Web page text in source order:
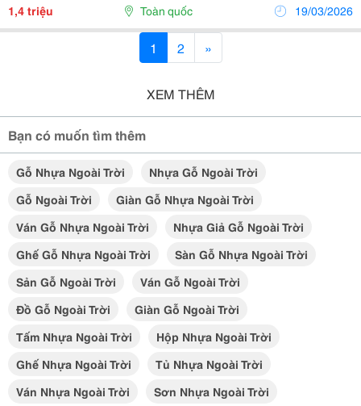
1,4 triệu Toàn quốc 19/03/2026
1 2 »
XEM THÊM
Bạn có muốn tìm thêm
Gỗ Nhựa Ngoài Trời
Nhựa Gỗ Ngoài Trời
Gỗ Ngoài Trời
Giàn Gỗ Nhựa Ngoài Trời
Ván Gỗ Nhựa Ngoài Trời
Nhựa Giả Gỗ Ngoài Trời
Ghế Gỗ Nhựa Ngoài Trời
Sàn Gỗ Nhựa Ngoài Trời
Sản Gỗ Ngoài Trời
Ván Gỗ Ngoài Trời
Đồ Gỗ Ngoài Trời
Giàn Gỗ Ngoài Trời
Tấm Nhựa Ngoài Trời
Hộp Nhựa Ngoài Trời
Ghế Nhựa Ngoài Trời
Tủ Nhựa Ngoài Trời
Ván Nhựa Ngoài Trời
Sơn Nhựa Ngoài Trời